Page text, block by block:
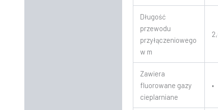
Długość
przewodu
przyłączeniowego
w m
Zawiera
fluorowane gazy
cieplarniane
•